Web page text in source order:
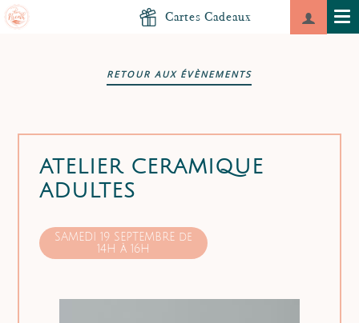
Cartes Cadeaux
RETOUR AUX ÉVÈNEMENTS
ATELIER CERAMIQUE
ADULTES
SAMEDI 19 SEPTEMBRE de
14H à 16H